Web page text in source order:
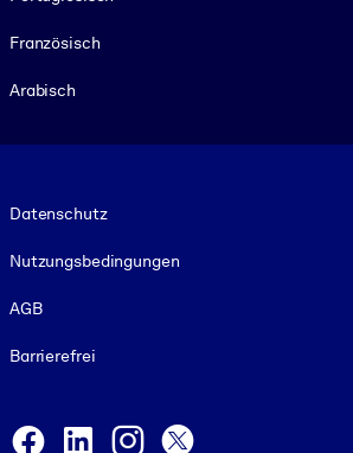
Französisch
Arabisch
Datenschutz
Nutzungsbedingungen
AGB
Barrierefrei
Facebook
LinkedInInstagram